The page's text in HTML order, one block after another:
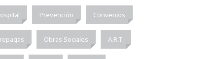
Prevención Convenios
Obras Sociales A.R.T.